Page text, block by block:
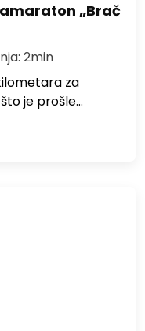
„Brač
2min
za
je prošle…